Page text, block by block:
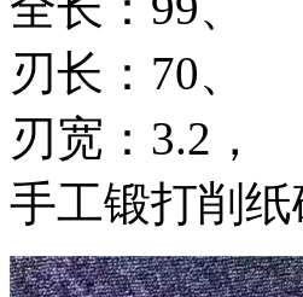
刃长：70、
刃宽：3.2，
手工锻打削